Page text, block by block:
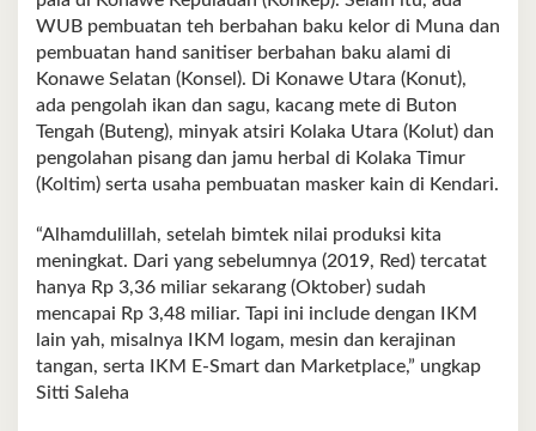
WUB pembuatan teh berbahan baku kelor di Muna dan
pembuatan hand sanitiser berbahan baku alami di
Konawe Selatan (Konsel). Di Konawe Utara (Konut),
ada pengolah ikan dan sagu, kacang mete di Buton
Tengah (Buteng), minyak atsiri Kolaka Utara (Kolut) dan
pengolahan pisang dan jamu herbal di Kolaka Timur
(Koltim) serta usaha pembuatan masker kain di Kendari.
“Alhamdulillah, setelah bimtek nilai produksi kita
meningkat. Dari yang sebelumnya (2019, Red) tercatat
hanya Rp 3,36 miliar sekarang (Oktober) sudah
mencapai Rp 3,48 miliar. Tapi ini include dengan IKM
lain yah, misalnya IKM logam, mesin dan kerajinan
tangan, serta IKM E-Smart dan Marketplace,” ungkap
Sitti Saleha